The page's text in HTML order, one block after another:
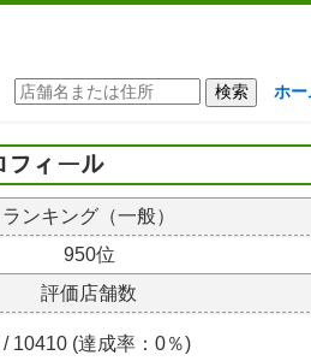
ホー
フィール
ランキング（一般）
950位
評価店舗数
/ 10410 (達成率：0％)